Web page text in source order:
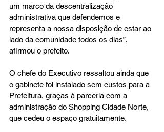
um marco da descentralização
administrativa que defendemos e
representa a nossa disposição de estar ao
lado da comunidade todos os dias”,
afirmou o prefeito.
O chefe do Executivo ressaltou ainda que
o gabinete foi instalado sem custos para a
Prefeitura, graças à parceria com a
administração do Shopping Cidade Norte,
que cedeu o espaço gratuitamente.